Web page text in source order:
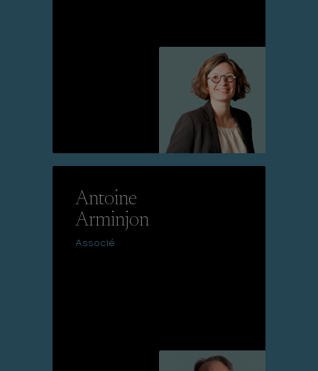
Antoine
Arminjon
Associé